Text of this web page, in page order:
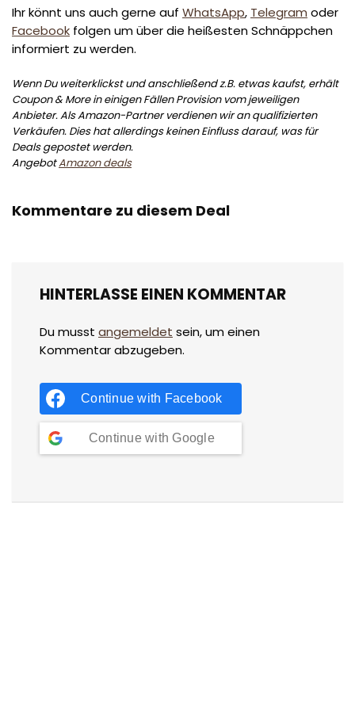
Ihr könnt uns auch gerne auf WhatsApp, Telegram oder
Facebook folgen um über die heißesten Schnäppchen
informiert zu werden.
Wenn Du weiterklickst und anschließend z.B. etwas kaufst, erhält
Coupon & More in einigen Fällen Provision vom jeweiligen
Anbieter. Als Amazon-Partner verdienen wir an qualifizierten
Verkäufen. Dies hat allerdings keinen Einfluss darauf, was für
Deals gepostet werden.
AngebotAmazon deals
Kommentare zu diesem Deal
HINTERLASSE EINEN KOMMENTAR
Du musst angemeldet sein, um einen
Kommentar abzugeben.
Continue with Facebook
Continue with Google